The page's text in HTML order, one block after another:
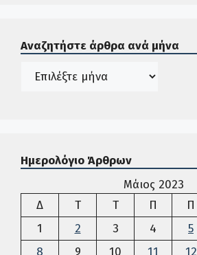
Αναζητήστε άρθρα ανά μήνα
Ιστορικό
Ημερολόγιο Άρθρων
Μάιος 2023
ΔΔευτέρα
ΤΤρίτη ΤΤετάρτη
Π Πέμπτη
Π
1
2 3 4 5
8
9 10 11 12